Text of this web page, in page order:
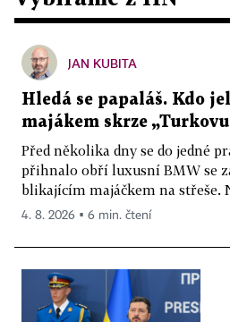
JAN KUBITA
Hledá se papaláš. Kdo
majákem skrze
Před několika dny se do jedné
přihnalo obří luxusní BMW se
blikajícím majáčkem na střeše.
4. 8. 2026 ▪ 6 min. čtení